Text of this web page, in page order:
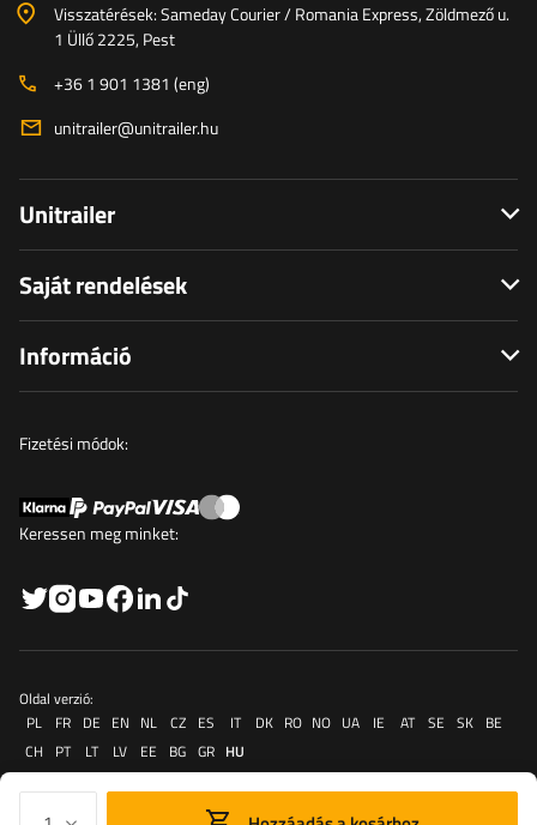
Visszatérések: Sameday Courier / Romania Express, Zöldmező u.
1 Üllő 2225, Pest
+36 1 901 1381 (eng)
unitrailer@unitrailer.hu
Unitrailer
Saját rendelések
Információ
Fizetési módok:
Keressen meg minket:
Oldal verzió:
PL
FR DE EN NL CZ ES IT DK RO NO UA IE AT SE SK BE
CH
PT LT LV EE BG GR HU